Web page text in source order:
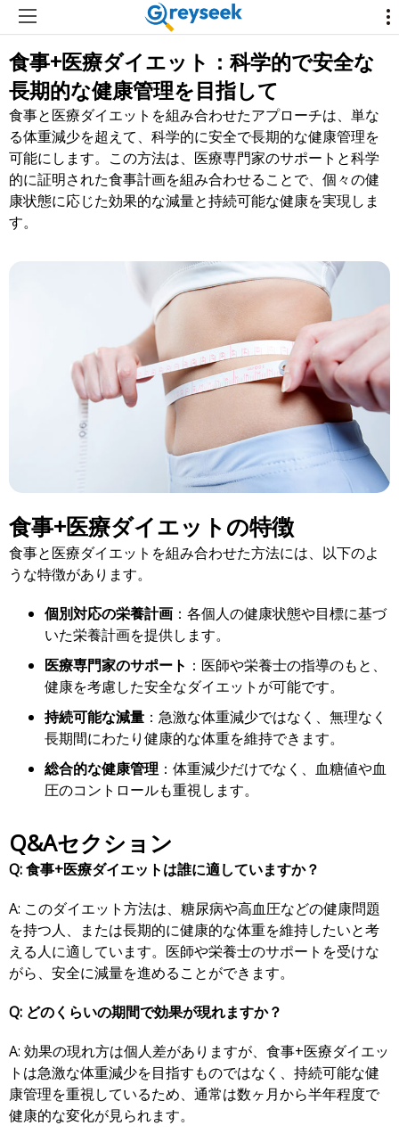
食事+医療ダイエット：科学的で安全な
長期的な健康管理を目指して
食事と医療ダイエットを組み合わせたアプローチは、単な
る体重減少を超えて、科学的に安全で長期的な健康管理を
可能にします。この方法は、医療専門家のサポートと科学
的に証明された食事計画を組み合わせることで、個々の健
康状態に応じた効果的な減量と持続可能な健康を実現しま
す。
食事+医療ダイエットの特徴
食事と医療ダイエットを組み合わせた方法には、以下のよ
うな特徴があります。
個別対応の栄養計画 ：各個人の健康状態や目標に基づ
いた栄養計画を提供します。
医療専門家のサポート ：医師や栄養士の指導のもと、
健康を考慮した安全なダイエットが可能です。
持続可能な減量 ：急激な体重減少ではなく、無理なく
長期間にわたり健康的な体重を維持できます。
総合的な健康管理 ：体重減少だけでなく、血糖値や血
圧のコントロールも重視します。
Q&Aセクション
Q: 食事+医療ダイエットは誰に適していますか？
A: このダイエット方法は、糖尿病や高血圧などの健康問題
を持つ人、または長期的に健康的な体重を維持したいと考
える人に適しています。医師や栄養士のサポートを受けな
がら、安全に減量を進めることができます。
Q: どのくらいの期間で効果が現れますか？
A: 効果の現れ方は個人差がありますが、食事+医療ダイエッ
トは急激な体重減少を目指すものではなく、持続可能な健
康管理を重視しているため、通常は数ヶ月から半年程度で
健康的な変化が見られます。